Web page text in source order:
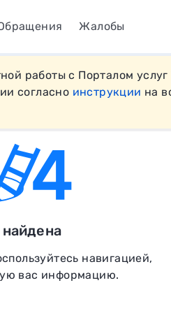
Жалобы
работы с Порталом
согласно инструкции на
навигацией,
вас информацию.